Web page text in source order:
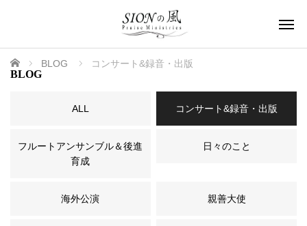
BLOG
ホーム BLOG コンサート&録音・出版
ALL コンサート&録音・出版
フルートアンサンブル＆後進
育成
日々のこと
海外公演 親善大使